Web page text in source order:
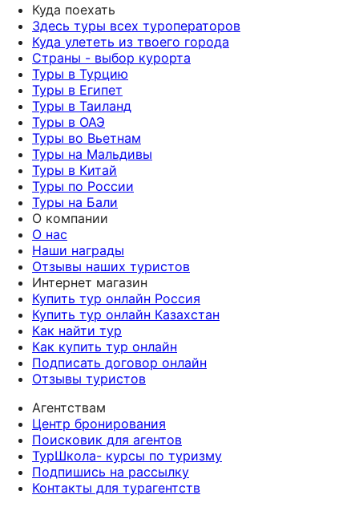
Куда поехать
Здесь туры всех туроператоров
Куда улететь из твоего города
Страны - выбор курорта
Туры в Турцию
Туры в Египет
Туры в Таиланд
Туры в ОАЭ
Туры во Вьетнам
Туры на Мальдивы
Туры в Китай
Туры по России
Туры на Бали
О компании
О нас
Наши награды
Отзывы наших туристов
Интернет магазин
Купить тур онлайн Россия
Купить тур онлайн Казахстан
Как найти тур
Как купить тур онлайн
Подписать договор онлайн
Отзывы туристов
Агентствам
Центр бронирования
Поисковик для агентов
ТурШкола- курсы по туризму
Подпишись на рассылку
Контакты для турагентств